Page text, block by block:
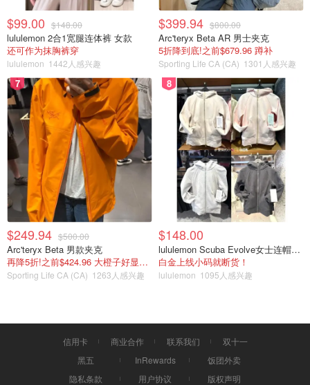
查看原帖
Jamie Bell Adventure Playground，来了High park好几回，
但每次都是跟着人潮去看?，所以第一次在疫情期间随便院内
走走，却偶然发现了这个给孩子的探险乐园，太童趣童真
了！ 整个乐园占地还是挺大的，全部为木质结构，里面还有
许多装饰画，特别可爱，可惜疫情期间所有的游乐设施都封
闭了，不然感觉娃在这玩上大半天绝对没有问题?...
德国小镇：吃肘子逛农市场
住在多伦多的朋友们一定都听说过德国小镇的猪肘子叭~ 这
里其实不止猪肘子好吃，还有一个很大的农贸市场和古董
店，且整体风格也充满了德国的乡村风~
如果周末不知道去哪儿，就来这儿转转吧~
$99.00 $148.00
lululemon 2合1宽腿连体裤 女款
还可作为抹胸裤穿
lululemon 1442人感兴趣
$399.94 $800.00
Arc'teryx Beta AR 男士夹克
5折降到底!之前$679.96 蹲补
Sporting Life CA (CA) 1301人感兴趣
7
$249.94 $500.00
Arc'teryx Beta 男款夹克
再降5折!之前$424.96 大橙子好显白 蹲补
Sporting Life CA (CA) 1263人感兴趣
8
$148.00
lululemon Scuba Evolve女士连帽卫衣 全拉链
白金上线小码就断货！
lululemon 1095人感兴趣
信用卡 商业合作 联系我们
双十一
黑五
InRewards
饭团外卖
隐私条款
用户协议 版权声明